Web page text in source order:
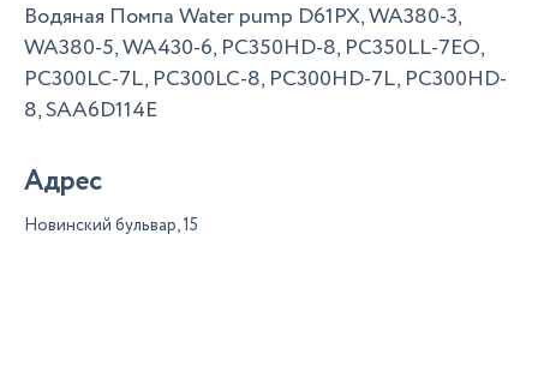
Водяная Помпа Water pump D61PX, WA380-3,
WA380-5, WA430-6, PC350HD-8, PC350LL-7EO,
PC300LC-7L, PC300LC-8, PC300HD-7L, PC300HD-
8, SAA6D114E
Адрес
Новинский бульвар, 15